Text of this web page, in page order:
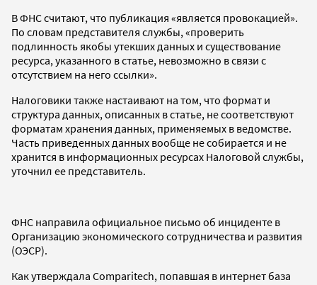
В ФНС считают, что публикация «является провокацией».
По словам представителя службы, «проверить
подлинность якобы утекших данных и существование
ресурса, указанного в статье, невозможно в связи с
отсутствием на него ссылки».
Налоговики также настаивают на том, что формат и
структура данных, описанных в статье, не соответствуют
форматам хранения данных, применяемых в ведомстве.
Часть приведенных данных вообще не собирается и не
хранится в информационных ресурсах Налоговой службы,
уточнил ее представитель.
ФНС направила официальное письмо об инциденте в
Организацию экономического сотрудничества и развития
(ОЭСР).
Как утверждала Comparitech, попавшая в интернет база